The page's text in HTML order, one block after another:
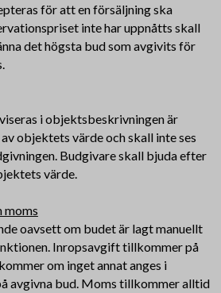
för att en försäljning ska
inte har uppnåtts skall
det högsta bud som avgivits för
i objektsbeskrivningen är
objektets värde och skall inte ses
Budgivare skall bjuda efter
värde.
moms
oavsett om budet är lagt manuellt
Inropsavgift tillkommer på
om inget annat anges i
avgivna bud. Moms tillkommer alltid